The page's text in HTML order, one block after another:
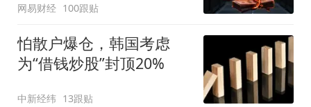
网易财经 100跟贴
怕散户爆仓，韩国考虑
为“借钱炒股”封顶20%
中新经纬 13跟贴